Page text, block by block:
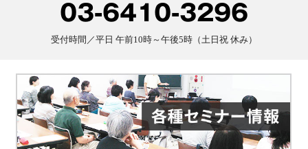
03-6410-3296
受付時間／平日 午前10時～午後5時（土日祝 休み）